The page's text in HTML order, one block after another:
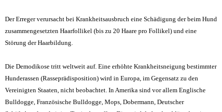
Der Erreger verursacht bei Krankheitsausbruch eine Schädigung der beim Hund
zusammengesetzten Haarfollikel (bis zu 20 Haare pro Follikel) und eine
Störung der Haarbildung.
Die Demodikose tritt weltweit auf. Eine erhöhte Krankheitsneigung bestimmter
Hunderassen (Rasseprädisposition) wird in Europa, im Gegensatz zu den
Vereinigten Staaten, nicht beobachtet. In Amerika sind vor allem Englische
Bulldogge, Französische Bulldogge, Mops, Dobermann, Deutscher